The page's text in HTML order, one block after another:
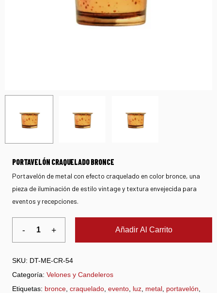
PORTAVELÓN CRAQUELADO BRONCE
Portavelón de metal con efecto craquelado en color bronce, una
pieza de iluminación de estilo vintage y textura envejecida para
eventos y recepciones.
Añadir Al Carrito
SKU: DT-ME-CR-54
Categoría: Velones y Candeleros
Etiquetas: bronce craquelado evento luz metal portavelón